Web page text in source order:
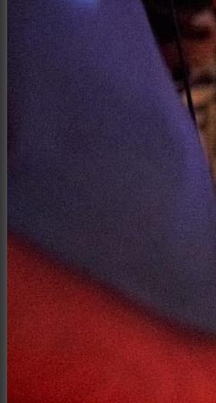
Интерьер и архитектура
Фотосессии и каталоги
Репортажи и корпоративы
Фуд фотограф